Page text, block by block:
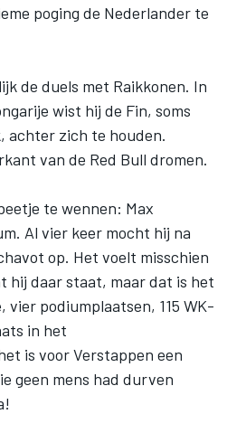
poging de Nederlander te
de duels met Raikkonen. In
wist hij de Fin, soms
achter zich te houden.
van de Red Bull dromen.
te wennen: Max
Al vier keer mocht hij na
op. Het voelt misschien
hij daar staat, maar dat is het
podiumplaatsen, 115 WK-
in het
is voor Verstappen een
geen mens had durven